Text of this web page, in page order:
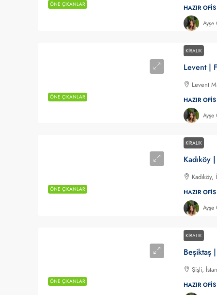
ÖNE ÇIKANLAR HAZIR OFIS
Ayşe
ÖNE ÇIKANLAR
KIRALIK
Levent
HAZIR OFIS
Ayşe
ÖNE ÇIKANLAR
KIRALIK
HAZIR OFIS
Ayşe
ÖNE ÇIKANLAR
KIRALIK
Şişli,
HAZIR OFIS